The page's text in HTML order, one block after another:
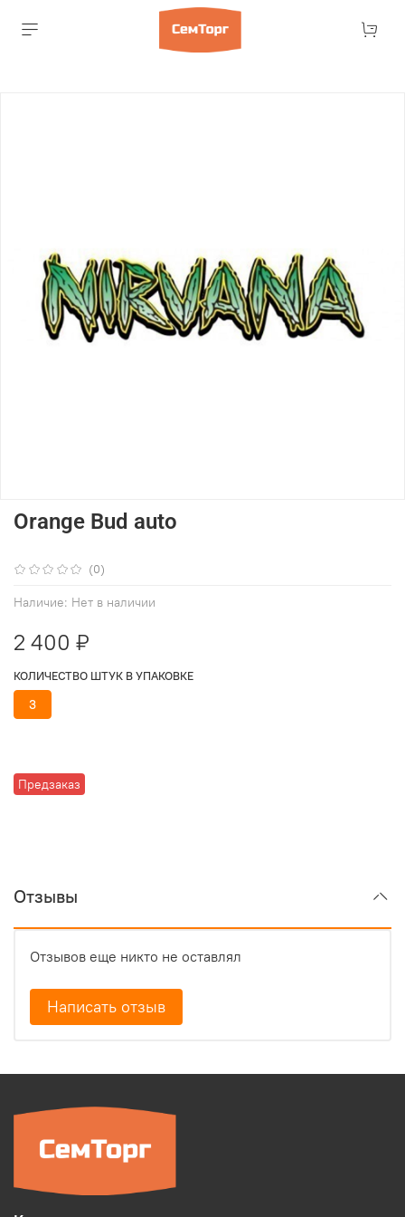
(0)
Наличие: Нет в наличии
Предзаказ
Orange Bud auto
2 400 ₽
КОЛИЧЕСТВО ШТУК В УПАКОВКЕ
3
Отзывы
Отзывов еще никто не оставлял
Написать отзыв